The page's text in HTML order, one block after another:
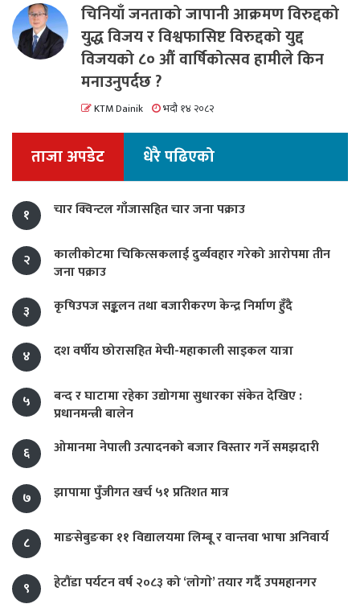
चिनियाँ जनताको जापानी आक्रमण विरुद्दको
युद्ध विजय र विश्वफासिष्ट विरुद्दको युद्द
विजयको ८० औं वार्षिकोत्सव हामीले किन
मनाउनुपर्दछ ?
KTM Dainik भदौ १४ २०८२
ताजा अपडेट धेरै पढिएको
१ चार क्विन्टल गाँजासहित चार जना पक्राउ
२
कालीकोटमा चिकित्सकलाई दुर्व्यवहार गरेको आरोपमा तीन
जना पक्राउ
३
कृषिउपज सङ्कलन तथा बजारीकरण केन्द्र निर्माण हुँदै
४ दश वर्षीय छोरासहित मेची-महाकाली साइकल यात्रा
५
बन्द र घाटामा रहेका उद्योगमा सुधारका संकेत देखिए :
प्रधानमन्त्री बालेन
६
ओमानमा नेपाली उत्पादनको बजार विस्तार गर्ने समझदारी
७ झापामा पुँजीगत खर्च ५१ प्रतिशत मात्र
८ माङसेबुङका ११ विद्यालयमा लिम्बू र वान्तवा भाषा अनिवार्य
९ हेटौंडा पर्यटन वर्ष २०८३ को ‘लाेगाे’ तयार गर्दै उपमहानगर